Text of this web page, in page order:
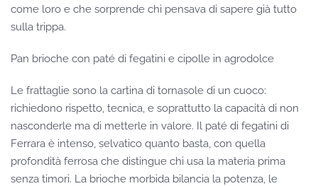
come loro e che sorprende chi pensava di sapere già tutto
sulla trippa.
Pan brioche con paté di fegatini e cipolle in agrodolce
Le frattaglie sono la cartina di tornasole di un cuoco:
richiedono rispetto, tecnica, e soprattutto la capacità di non
nasconderle ma di metterle in valore. Il paté di fegatini di
Ferrara è intenso, selvatico quanto basta, con quella
profondità ferrosa che distingue chi usa la materia prima
senza timori. La brioche morbida bilancia la potenza, le